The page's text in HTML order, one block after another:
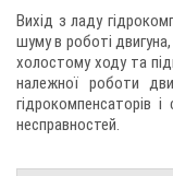
Вихід з ладу
шуму в роботі
холостому ходу та
належної роботи
гідрокомпенсаторів
несправностей.